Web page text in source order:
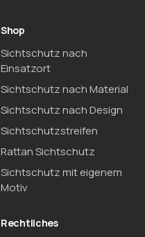
Shop
Sichtschutz nach
Einsatzort
Sichtschutz nach Material
Sichtschutz nach Design
Sichtschutzstreifen
Rattan Sichtschutz
Sichtschutz mit eigenem
Motiv
Rechtliches